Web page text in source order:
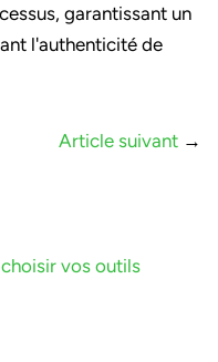
garantissant un
l'authenticité de
Article suivant →
vos outils